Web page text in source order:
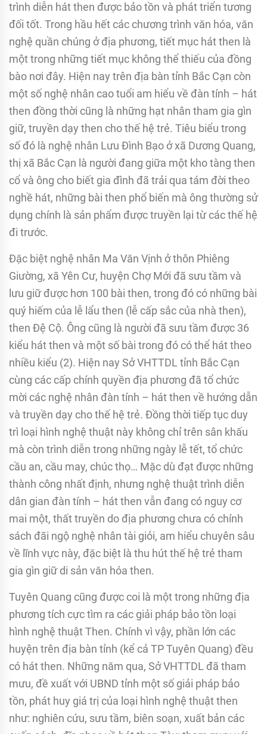
trình diễn hát then được bảo tồn và phát triển tương
đối tốt. Trong hầu hết các chương trình văn hóa, văn
nghệ quần chúng ở địa phương, tiết mục hát then là
một trong những tiết mục không thể thiếu của đồng
bào nơi đây. Hiện nay trên địa bàn tỉnh Bắc Cạn còn
một số nghệ nhân cao tuổi am hiểu về đàn tính – hát
then đồng thời cũng là những hạt nhân tham gia gìn
giữ, truyền dạy then cho thế hệ trẻ. Tiêu biểu trong
số đó là nghệ nhân Lưu Đình Bạo ở xã Dương Quang,
thị xã Bắc Cạn là người đang giữa một kho tàng then
cổ và ông cho biết gia đình đã trải qua tám đời theo
nghề hát, những bài then phổ biến mà ông thường sử
dụng chính là sản phẩm được truyền lại từ các thế hệ
đi trước.
Đặc biệt nghệ nhân Ma Văn Vịnh ở thôn Phiêng
Giường, xã Yên Cư, huyện Chợ Mới đã sưu tầm và
lưu giữ được hơn 100 bài then, trong đó có những bài
quý hiếm của lễ lẩu then (lễ cấp sắc của nhà then),
then Đệ Cộ. Ông cũng là người đã sưu tầm được 36
kiểu hát then và một số bài trong đó có thể hát theo
nhiều kiểu (2). Hiện nay Sở VHTTDL tỉnh Bắc Cạn
cùng các cấp chính quyền địa phương đã tổ chức
mời các nghệ nhân đàn tính – hát then về hướng dẫn
và truyền dạy cho thế hệ trẻ. Đồng thời tiếp tục duy
trì loại hình nghệ thuật này không chỉ trên sân khấu
mà còn trình diễn trong những ngày lễ tết, tổ chức
cầu an, cầu may, chúc thọ… Mặc dù đạt được những
thành công nhất định, nhưng nghệ thuật trình diễn
dân gian đàn tính – hát then vẫn đang có nguy cơ
mai một, thất truyền do địa phương chưa có chính
sách đãi ngộ nghệ nhân tài giỏi, am hiểu chuyên sâu
về lĩnh vực này, đặc biệt là thu hút thế hệ trẻ tham
gia gìn giữ di sản văn hóa then.
Tuyên Quang cũng được coi là một trong những địa
phương tích cực tìm ra các giải pháp bảo tồn loại
hình nghệ thuật Then. Chính vì vậy, phần lớn các
huyện trên địa bàn tỉnh (kể cả TP Tuyên Quang) đều
có hát then. Những năm qua, Sở VHTTDL đã tham
mưu, đề xuất với UBND tỉnh một số giải pháp bảo
tồn, phát huy giá trị của loại hình nghệ thuật then
như: nghiên cứu, sưu tầm, biên soạn, xuất bản các